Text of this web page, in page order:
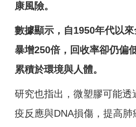
康風險。
數據顯示，自1950年代以
暴增250倍，回收率卻仍偏
累積於環境與人體。
研究也指出，微塑膠可能透
疫反應與DNA損傷，提高肺